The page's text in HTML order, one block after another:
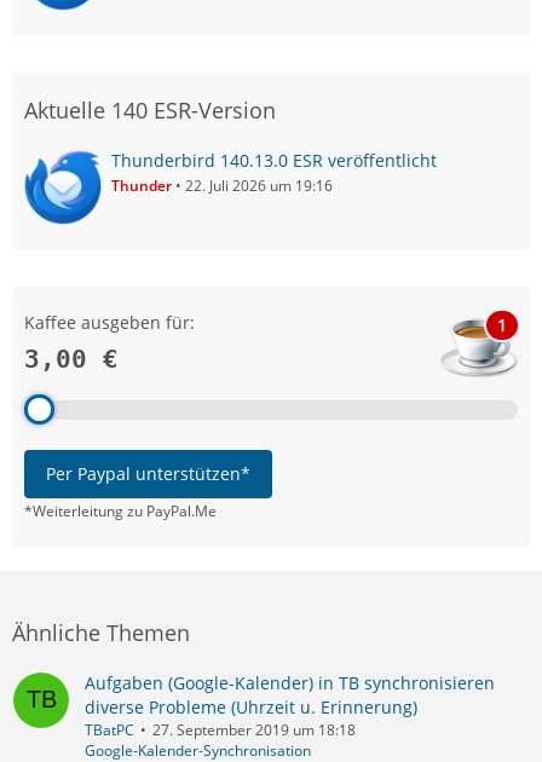
Aktuelle 140 ESR-Version
Thunderbird 140.13.0 ESR veröffentlicht
Thunder 22. Juli 2026 um 19:16
Kaffee ausgeben für:
3,00 €
1
Per Paypal unterstützen*
*Weiterleitung zu PayPal.Me
Ähnliche Themen
Aufgaben (Google-Kalender) in TB synchronisieren
diverse Probleme (Uhrzeit u. Erinnerung)
TBatPC
27. September 2019 um 18:18
Google-Kalender-Synchronisation